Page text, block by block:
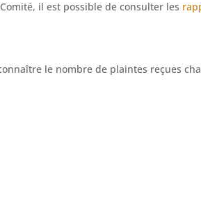
il est possible de consulter les
le nombre de plaintes reçues